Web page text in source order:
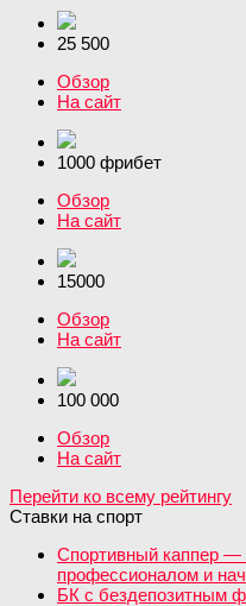
25 500
Обзор
На сайт
1000 фрибет
Обзор
На сайт
15000
Обзор
На сайт
100 000
Обзор
На сайт
Перейти ко всему рейтингу
Ставки на спорт
Спортивный каппер —
профессионалом и
БК с бездепозитным